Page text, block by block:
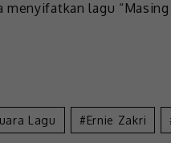
menyifatkan lagu
Lagu Ernie Zakri